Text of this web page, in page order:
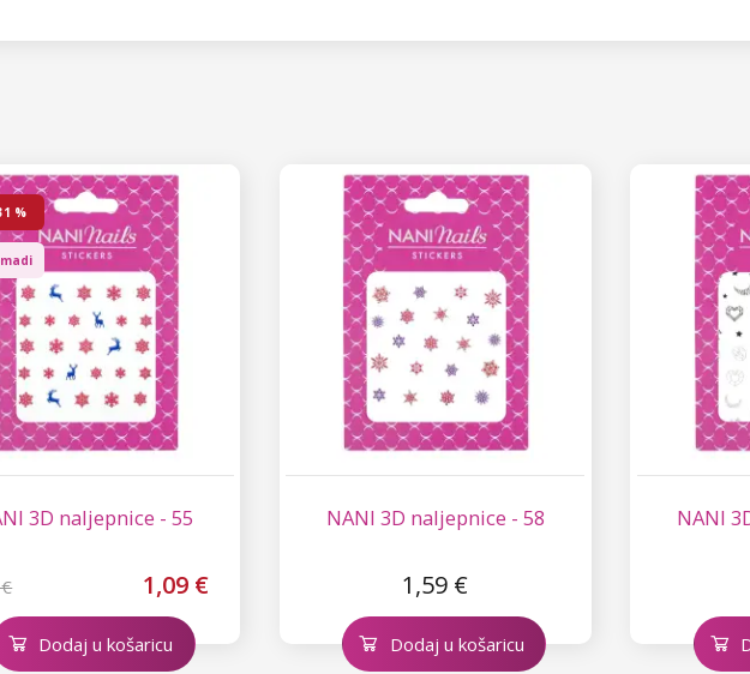
3D naljepnice - 55
1,09 €
%
Dodaj u košaricu
NANI 3D naljepnice - 58
1,59 €
Dodaj u košaricu
NANI